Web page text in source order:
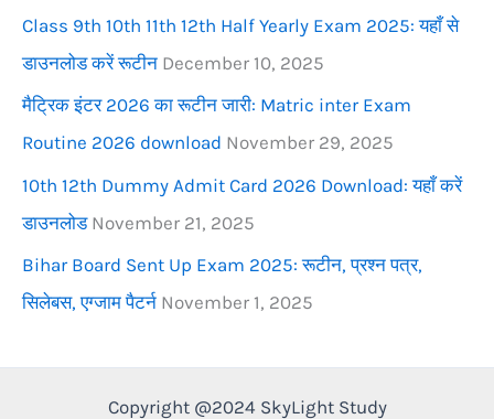
:Class 9th 10th 11th 12th Half Yearly Exam 2025: यहाँ से
डाउनलोड करें रूटीन December 10, 2025
मैट्रिक इंटर 2026 का रूटीन जारी: Matric inter Exam
Routine 2026 download November 29, 2025
10th 12th Dummy Admit Card 2026 Download: यहाँ करें
डाउनलोड November 21, 2025
Bihar Board Sent Up Exam 2025: रूटीन, प्रश्न पत्र,
सिलेबस, एग्जाम पैटर्न November 1, 2025
Copyright @2024 SkyLight Study